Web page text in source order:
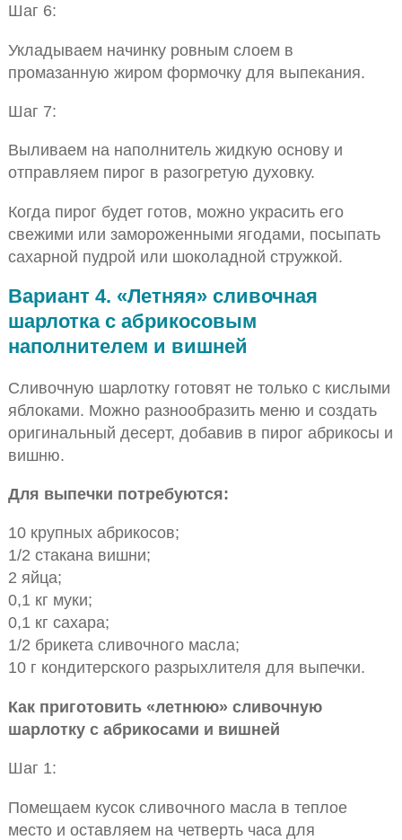
Шаг 6:
Укладываем начинку ровным слоем в
промазанную жиром формочку для выпекания.
Шаг 7:
Выливаем на наполнитель жидкую основу и
отправляем пирог в разогретую духовку.
Когда пирог будет готов, можно украсить его
свежими или замороженными ягодами, посыпать
сахарной пудрой или шоколадной стружкой.
Вариант 4. «Летняя» сливочная
шарлотка с абрикосовым
наполнителем и вишней
Сливочную шарлотку готовят не только с кислыми
яблоками. Можно разнообразить меню и создать
оригинальный десерт, добавив в пирог абрикосы и
вишню.
Для выпечки потребуются:
10 крупных абрикосов;
1/2 стакана вишни;
2 яйца;
0,1 кг муки;
0,1 кг сахара;
1/2 брикета сливочного масла;
10 г кондитерского разрыхлителя для выпечки.
Как приготовить «летнюю» сливочную
шарлотку с абрикосами и вишней
Шаг 1:
Помещаем кусок сливочного масла в теплое
место и оставляем на четверть часа для